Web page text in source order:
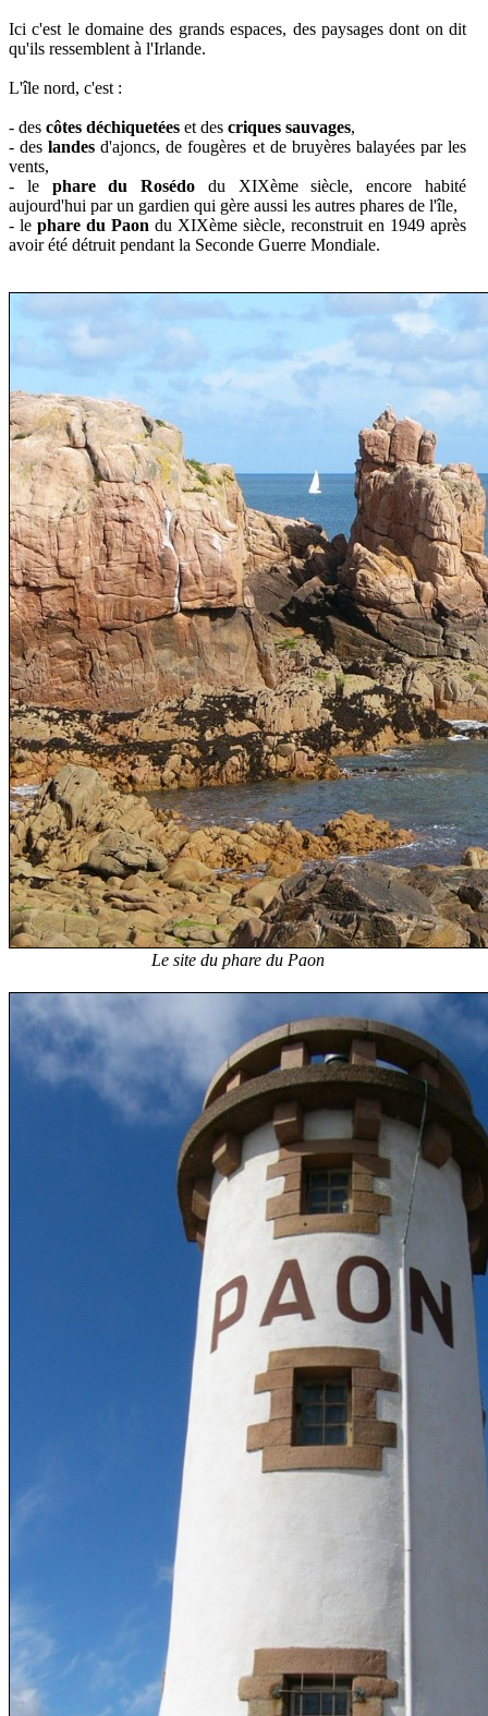
Ici c'est le domaine des grands espaces, des paysages dont on dit
qu'ils ressemblent à l'Irlande.
L'île nord, c'est :
- des côtes déchiquetées et des criques sauvages,
- deslandes d'ajoncs, de fougères et de bruyères balayées par les
vents,
- le phare du Rosédo du XIXème siècle, encore habité
aujourd'hui par un gardien qui gère aussi les autres phares de l'île,
- le phare du Paon du XIXème siècle, reconstruit en 1949 après
avoir été détruit pendant la Seconde Guerre Mondiale.
Le site du phare du Paon